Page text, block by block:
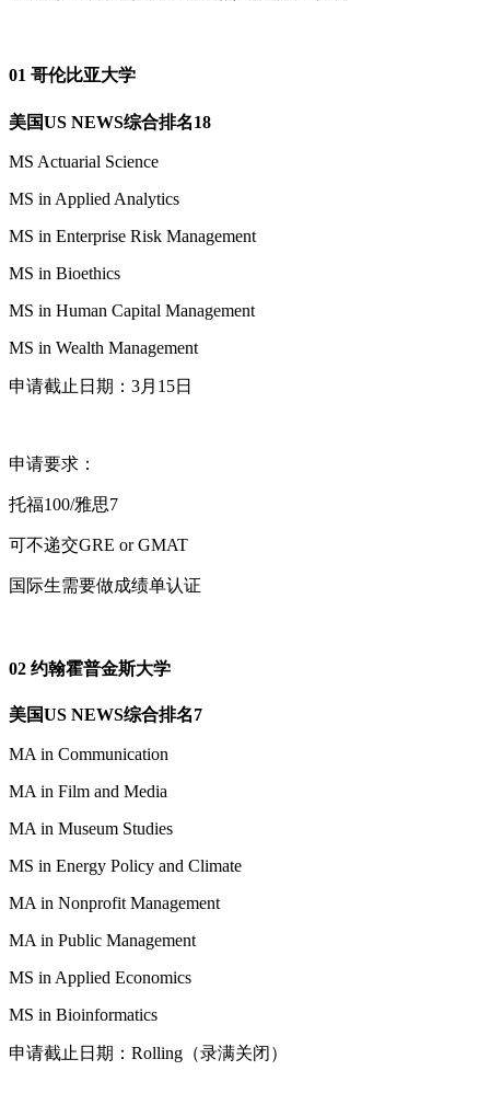
01 哥伦比亚大学
美国US NEWS综合排名18
MS Actuarial Science
MS in Applied Analytics
MS in Enterprise Risk Management
MS in Bioethics
MS in Human Capital Management
MS in Wealth Management
申请截止日期：3月15日
申请要求：
托福100/雅思7
可不递交GRE or GMAT
国际生需要做成绩单认证
02 约翰霍普金斯大学
美国US NEWS综合排名7
MA in Communication
MA in Film and Media
MA in Museum Studies
MS in Energy Policy and Climate
MA in Nonprofit Management
MA in Public Management
MS in Applied Economics
MS in Bioinformatics
申请截止日期：Rolling（录满关闭）